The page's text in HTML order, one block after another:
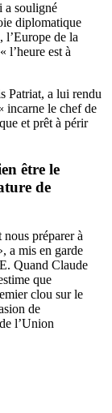
a souligné
diplomatique
l’Europe de la
l’heure est à
Patriat, a lui rendu
incarne le chef de
et prêt à périr
être le
de
préparer à
a mis en garde
Quand Claude
que
clou sur le
de
l’Union